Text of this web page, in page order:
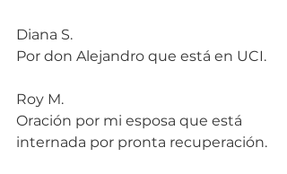
Diana S.
Por don Alejandro que está en UCI.
Roy M.
Oración por mi esposa que está
internada por pronta recuperación.